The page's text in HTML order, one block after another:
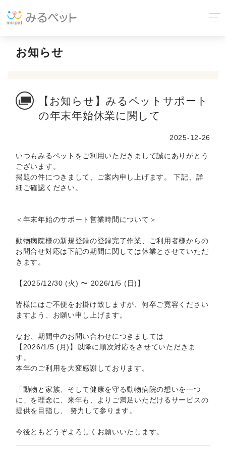
お知らせ
【お知らせ】みるペットサポート
の年末年始休業に関して
2025-12-26
いつもみるペットをご利用いただきまして誠にありがとう
ございます。
掲題の件につきまして、ご案内申し上げます。 下記、詳
細ご確認ください。
＜年末年始のサポート営業時間について＞
動物病院様の新規登録の登録完了作業、ご利用者様からの
お問合せ対応は下記の期間に関しては休業とさせていただ
きます。
【2025/12/30 (火) 〜 2026/1/5 (日)】
皆様にはご不便をお掛け致しますが、何卒ご寛容ください
ますよう、お願い申し上げます。
なお、期間中のお問い合わせにつきましては
【2026/1/5 (月)】以降に順次対応をさせていただきま
す。
本年のご利用を大変感謝しております。
「動物と家族、そして健康を守る動物病院の想いを一つ
に」を理念に、来年も、よりご満足いただけるサービスの
提供を目指し、 努力して参ります。
今後ともどうぞよろしくお願いいたします。